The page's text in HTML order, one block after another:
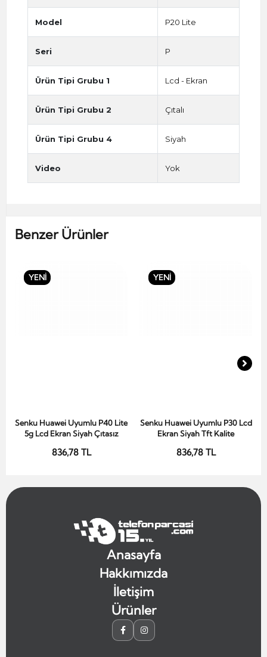
Model P20 Lite
Seri P
Ürün Tipi Grubu 1 Lcd - Ekran
Ürün Tipi Grubu 2 Çıtalı
Ürün Tipi Grubu 4 Siyah
Video Yok
Benzer Ürünler
YENİ
Sepete Ekle
Senku Huawei Uyumlu P40 Lite
5g Lcd Ekran Siyah Çıtasız
836,78 TL
YENİ
Sepete Ekle
Senku Huawei Uyumlu P30 Lcd
Ekran Siyah Tft Kalite
836,78 TL
Anasayfa
Hakkımızda
İletişim
Ürünler